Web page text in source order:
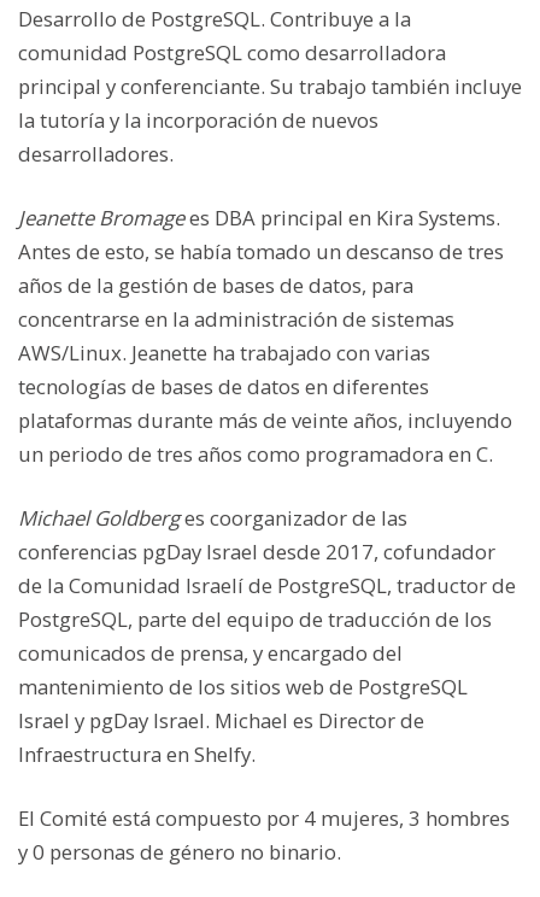
Desarrollo de PostgreSQL. Contribuye a la
comunidad PostgreSQL como desarrolladora
principal y conferenciante. Su trabajo también incluye
la tutoría y la incorporación de nuevos
desarrolladores.
Jeanette Bromagees DBA principal en Kira Systems.
Antes de esto, se había tomado un descanso de tres
años de la gestión de bases de datos, para
concentrarse en la administración de sistemas
AWS/Linux. Jeanette ha trabajado con varias
tecnologías de bases de datos en diferentes
plataformas durante más de veinte años, incluyendo
un periodo de tres años como programadora en C.
Michael Goldberges coorganizador de las
conferencias pgDay Israel desde 2017, cofundador
de la Comunidad Israelí de PostgreSQL, traductor de
PostgreSQL, parte del equipo de traducción de los
comunicados de prensa, y encargado del
mantenimiento de los sitios web de PostgreSQL
Israel y pgDay Israel. Michael es Director de
Infraestructura en Shelfy.
El Comité está compuesto por 4 mujeres, 3 hombres
y 0 personas de género no binario.